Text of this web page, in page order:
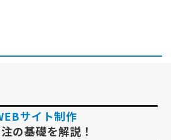
サイト制作
の基礎を解説！